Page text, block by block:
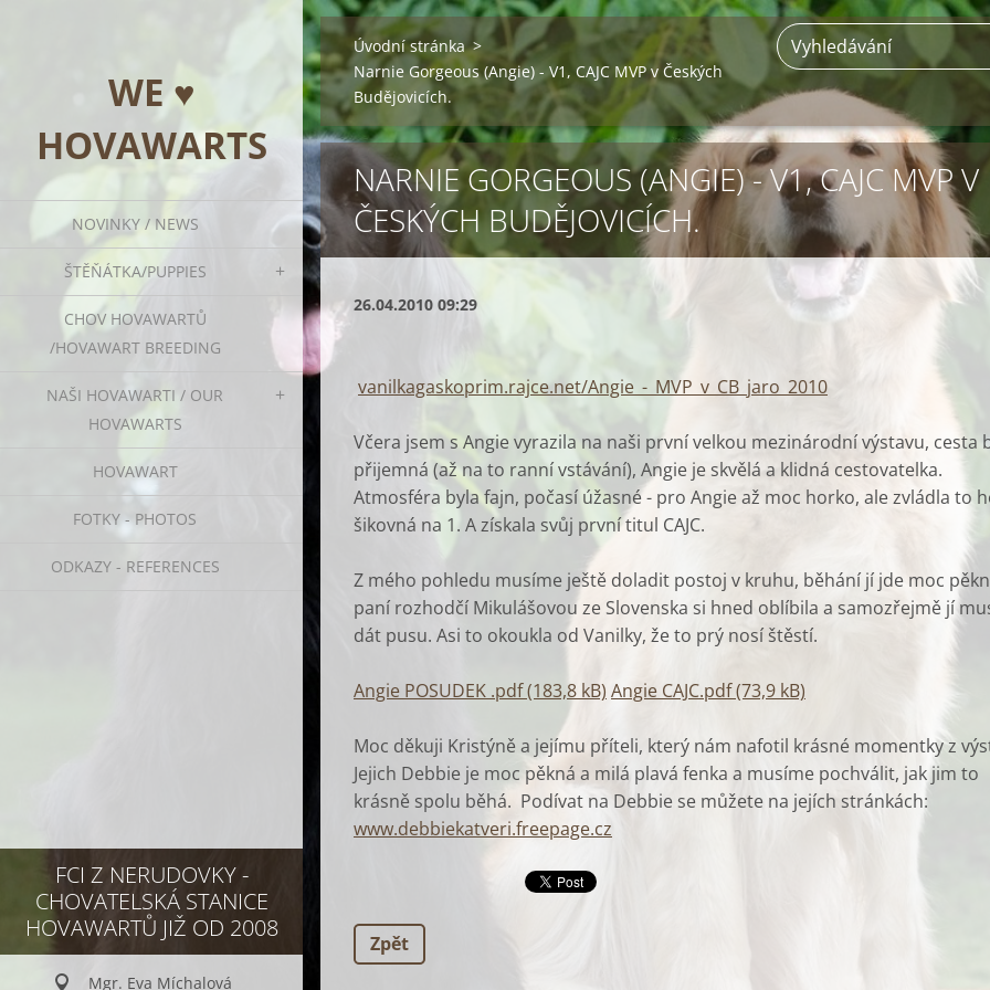
WE ♥
HOVAWARTS
NOVINKY / NEWS
ŠTĚŇÁTKA/PUPPIES
CHOV HOVAWARTŮ
/HOVAWART BREEDING
NAŠI HOVAWARTI / OUR
HOVAWARTS
HOVAWART
FOTKY - PHOTOS
ODKAZY - REFERENCES
FCI Z NERUDOVKY -
CHOVATELSKÁ STANICE
HOVAWARTŮ JIŽ OD 2008
Mgr. Eva Míchalová
Úvodní stránka >
Narnie Gorgeous (Angie) - V1, CAJC MVP v Českých
Budějovicích.
NARNIE GORGEOUS (ANGIE) - V1, CAJC MVP V
ČESKÝCH BUDĚJOVICÍCH.
26.04.2010 09:29
vanilkagaskoprim.rajce.net/Angie_-_MVP_v_CB_jaro_2010
Včera jsem s Angie vyrazila na naši první velkou mezinárodní výstavu, cesta
přijemná (až na to ranní vstávání), Angie je skvělá a klidná cestovatelka.
Atmosféra byla fajn, počasí úžasné - pro Angie až moc horko, ale zvládla to
šikovná na 1. A získala svůj první titul CAJC.
Z mého pohledu musíme ještě doladit postoj v kruhu, běhání jí jde moc
paní rozhodčí Mikulášovou ze Slovenska si hned oblíbila a samozřejmě jí
dát pusu. Asi to okoukla od Vanilky, že to prý nosí štěstí.
Angie POSUDEK .pdf (183,8 kB) Angie CAJC.pdf (73,9 kB)
Moc děkuji Kristýně a jejímu příteli, který nám nafotil krásné momentky z
Jejich Debbie je moc pěkná a milá plavá fenka a musíme pochválit, jak jim to
krásně spolu běhá. Podívat na Debbie se můžete na jejích stránkách:
www.debbiekatveri.freepage.cz
Zpět